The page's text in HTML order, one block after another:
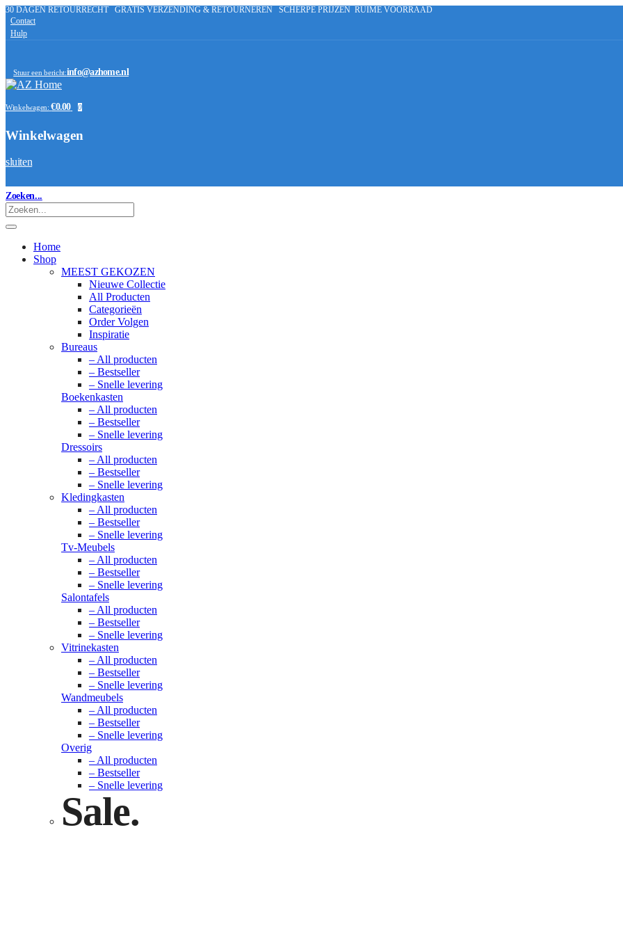
30 DAGEN RETOURRECHT GRATIS VERZENDING & RETOURNEREN SCHERPE PRIJZEN RUIME VOORRAAD
Contact
Hulp
Stuur een bericht:info@azhome.nl
Winkelwagen: €0.00 0
Winkelwagen
sluiten
Zoeken...
Home
Shop
MEEST GEKOZEN
Nieuwe Collectie
All Producten
Categorieën
Order Volgen
Inspiratie
Bureaus
– All producten
– Bestseller
– Snelle levering
Boekenkasten
– All producten
– Bestseller
– Snelle levering
Dressoirs
– All producten
– Bestseller
– Snelle levering
Kledingkasten
– All producten
– Bestseller
– Snelle levering
Tv-Meubels
– All producten
– Bestseller
– Snelle levering
Salontafels
– All producten
– Bestseller
– Snelle levering
Vitrinekasten
– All producten
– Bestseller
– Snelle levering
Wandmeubels
– All producten
– Bestseller
– Snelle levering
Overig
– All producten
– Bestseller
– Snelle levering
Sale.